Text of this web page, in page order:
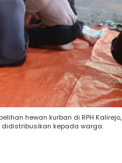
hewan kurban di RPH Kalirejo,
didistribusikan kepada warga.